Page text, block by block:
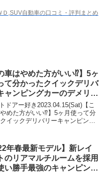
,SUV自動車の口コミ・評判まとめ
車はやめた方がいい⁉︎】5ヶ
て分かったクイックデリバ
ャンピングカーのデメリッ
ドアー好き2023.04.15(Sat)【こ
めた方がいい⁉︎】5ヶ月使って分
イックデリバリーキャンピング
2023.04.15(Sat...
年春最新モデル】新レイ
のリアマルチルームを採用
い勝手最強のキャンピング